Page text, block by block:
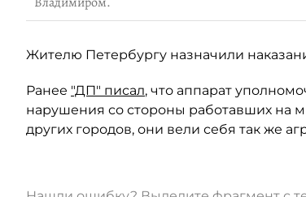
Жителю Петербургу назначили
Ранее "ДП" писал, что аппарат
нарушения со стороны работавших на
других городов, они вели себя так же